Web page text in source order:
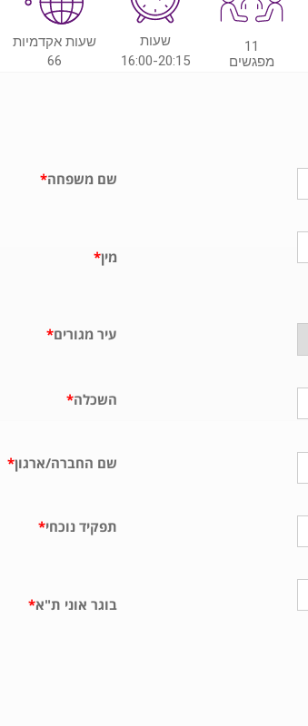
11
מפגשים
שעות
16:00-20:15
שעות אקדמיות
66
*שם משפחה
*מין
*עיר מגורים
*השכלה
*שם החברה/ארגון
*תפקיד נוכחי
*בוגר אוני ת"א